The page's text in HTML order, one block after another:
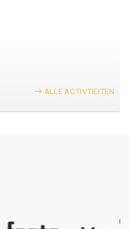
ALLE ACTIVTIEITEN